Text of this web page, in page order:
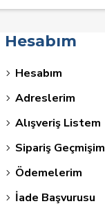
Hesabım
Hesabım
Adreslerim
Alışveriş Listem
Sipariş Geçmişim
Ödemelerim
İade Başvurusu